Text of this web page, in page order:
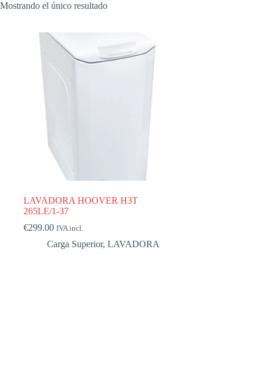
Mostrando el único resultado
LAVADORA HOOVER H3T
265LE/1-37
€299.00 IVA incl.
Carga Superior, LAVADORA